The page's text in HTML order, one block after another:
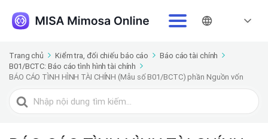
Trang chủ Kiểm tra, đối chiếu báo cáo
Báo cáo tài chính
B01/BCTC: Báo cáo tình hình tài chính
BÁO CÁO TÌNH HÌNH TÀI CHÍNH (Mẫu số B01/BCTC) phần Nguồn vốn
Tìm
kiếm